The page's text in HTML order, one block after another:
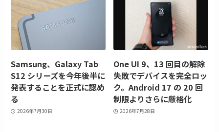
Samsung、Galaxy Tab
S12 シリーズを今年後半に
発表することを正式に認め
る
2026年7月30日
One UI 9、13 回目の解除
失敗でデバイスを完全ロッ
ク。Android 17 の 20 回
制限よりさらに厳格化
2026年7月28日